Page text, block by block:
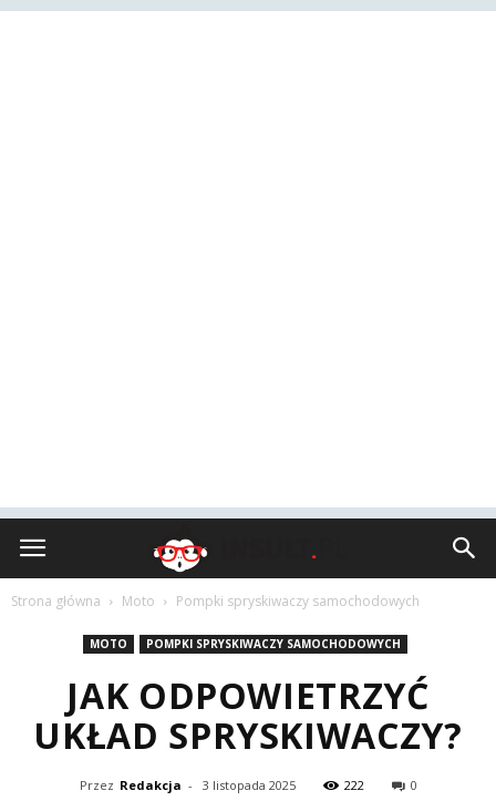
Insult.pl
Strona główna Moto Pompki spryskiwaczy samochodowych
MOTO POMPKI SPRYSKIWACZY SAMOCHODOWYCH
JAK ODPOWIETRZYĆ
UKŁAD SPRYSKIWACZY?
Przez Redakcja - 3 listopada 2025 222 0